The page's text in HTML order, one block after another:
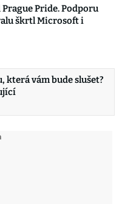
Pride. Podporu
škrtl Microsoft i
která vám bude slušet?